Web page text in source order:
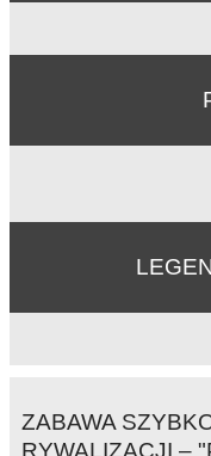
ZABAWA
RYWALIZACJI –